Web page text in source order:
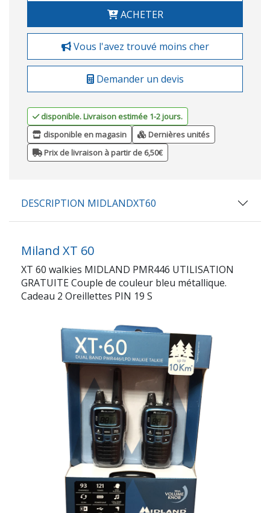
ACHETER
Vous l'avez trouvé moins cher
Demander un devis
disponible. Livraison estimée 1-2 jours.
disponible en magasin
Dernières unités
Prix de livraison à partir de 6,50€
DESCRIPTION MIDLANDXT60
Miland XT 60
XT 60 walkies MIDLAND PMR446 UTILISATION
GRATUITE Couple de couleur bleu métallique.
Cadeau 2 Oreillettes PIN 19 S